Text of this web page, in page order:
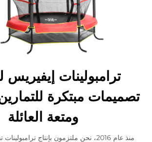
ترامبولينات إيفيريس
تصميمات مبتكرة
ومتعة العائلة
منذ عام 2016، نحن ملتزمون بإنتاج